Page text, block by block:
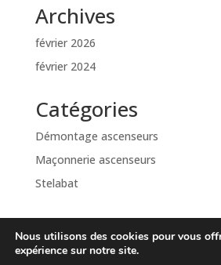
Archives
février 2026
février 2024
Catégories
Démontage ascenseurs
Maçonnerie ascenseurs
Stelabat
Nous utilisons des cookies pour vous
expérience sur notre site.